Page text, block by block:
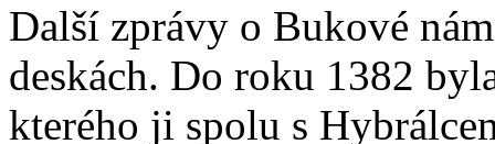
Další zprávy o Bukové
deskách. Do roku 1382
kterého ji spolu s